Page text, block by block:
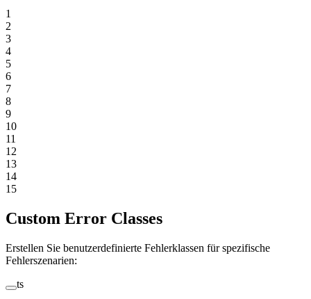
1
2
3
4
5
6
7
8
9
10
11
12
13
14
15
Custom Error Classes
Erstellen Sie benutzerdefinierte Fehlerklassen für spezifische
Fehlerszenarien:
ts